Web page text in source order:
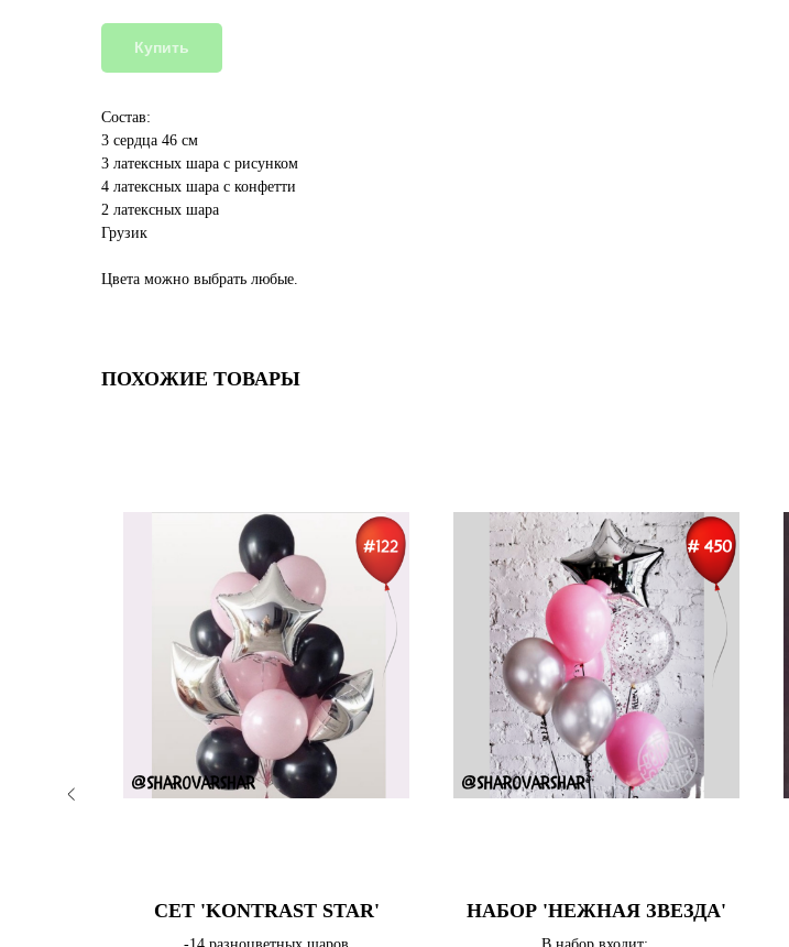
Купить
Состав:
3 сердца 46 см
3 латексных шара с рисунком
4 латексных шара с конфетти
2 латексных шара
Грузик
Цвета можно выбрать любые.
ПОХОЖИЕ ТОВАРЫ
СЕТ 'KONTRAST STAR' НАБОР 'НЕЖНАЯ ЗВЕЗДА'